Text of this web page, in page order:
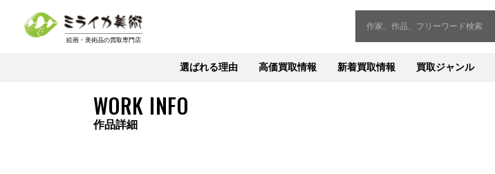
選ばれる理由 高価買取情報 新着買取情報 買取ジャンル
WORK INFO
作品詳細